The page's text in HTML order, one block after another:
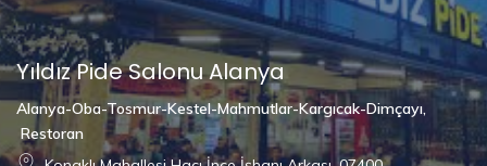
Yıldız Pide Salonu Alanya
Alanya-Oba-Tosmur-Kestel-Mahmutlar-Kargıcak-Dimçayı,
Restoran